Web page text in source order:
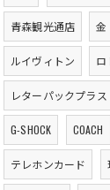
青森観光通店 金
ルイヴィトン ロ
レターパックプラス
G-SHOCK COACH
テレホンカード